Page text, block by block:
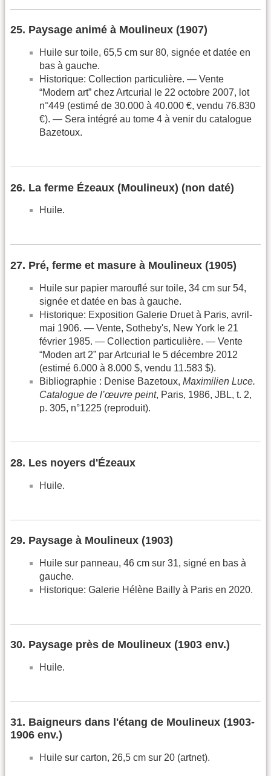
25. Paysage animé à Moulineux (1907)
Huile sur toile, 65,5 cm sur 80, signée et datée en
bas à gauche.
Historique: Collection particulière. — Vente
“Modern art” chez Artcurial le 22 octobre 2007, lot
n°449 (estimé de 30.000 à 40.000 €, vendu 76.830
€). — Sera intégré au tome 4 à venir du catalogue
Bazetoux.
26. La ferme Ézeaux (Moulineux) (non daté)
Huile.
27. Pré, ferme et masure à Moulineux (1905)
Huile sur papier marouflé sur toile, 34 cm sur 54,
signée et datée en bas à gauche.
Historique: Exposition Galerie Druet à Paris, avril-
mai 1906. — Vente, Sotheby's, New York le 21
février 1985. — Collection particulière. — Vente
“Moden art 2” par Artcurial le 5 décembre 2012
(estimé 6.000 à 8.000 $, vendu 11.583 $).
Bibliographie : Denise Bazetoux, Maximilien Luce.
Catalogue de l’œuvre peint, Paris, 1986, JBL, t. 2,
p. 305, n°1225 (reproduit).
28. Les noyers d'Ézeaux
Huile.
29. Paysage à Moulineux (1903)
Huile sur panneau, 46 cm sur 31, signé en bas à
gauche.
Historique: Galerie Hélène Bailly à Paris en 2020.
30. Paysage près de Moulineux (1903 env.)
Huile.
31. Baigneurs dans l'étang de Moulineux (1903-
1906 env.)
Huile sur carton, 26,5 cm sur 20 (artnet).